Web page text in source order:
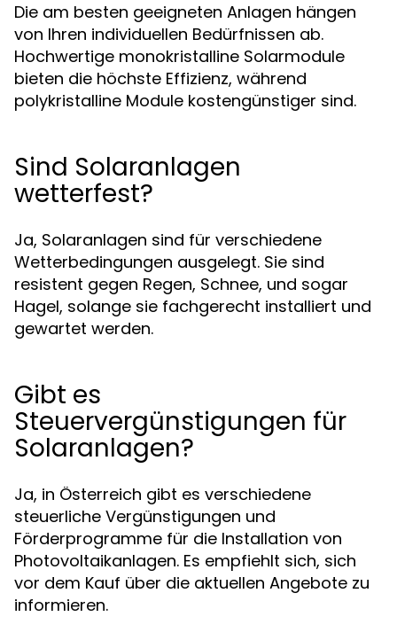
Die am besten geeigneten Anlagen hängen
von Ihren individuellen Bedürfnissen ab.
Hochwertige monokristalline Solarmodule
bieten die höchste Effizienz, während
polykristalline Module kostengünstiger sind.
Sind Solaranlagen
wetterfest?
Ja, Solaranlagen sind für verschiedene
Wetterbedingungen ausgelegt. Sie sind
resistent gegen Regen, Schnee, und sogar
Hagel, solange sie fachgerecht installiert und
gewartet werden.
Gibt es
Steuervergünstigungen für
Solaranlagen?
Ja, in Österreich gibt es verschiedene
steuerliche Vergünstigungen und
Förderprogramme für die Installation von
Photovoltaikanlagen. Es empfiehlt sich, sich
vor dem Kauf über die aktuellen Angebote zu
informieren.